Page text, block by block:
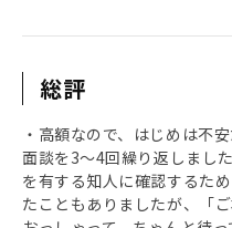
総評
・高額なので、はじめは不
面談を3～4回繰り返しまし
を有する知人に確認するた
たこともありましたが、「